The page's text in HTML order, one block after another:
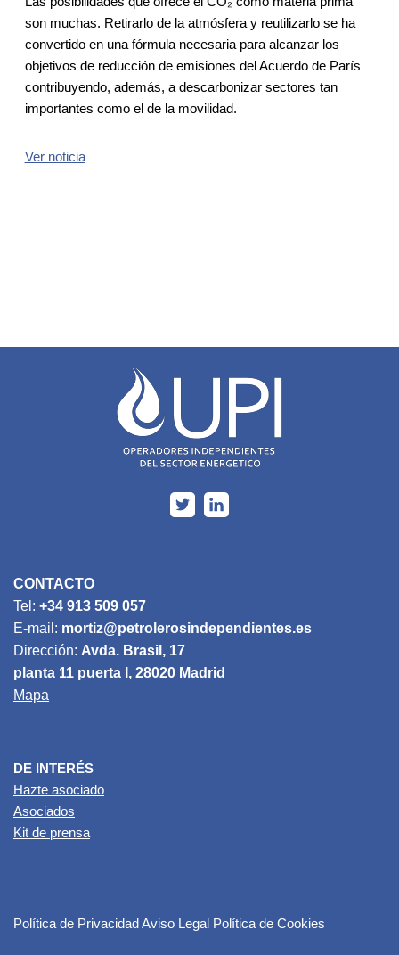
son muchas. Retirarlo de la atmósfera y reutilizarlo se ha
convertido en una fórmula necesaria para alcanzar los
objetivos de reducción de emisiones del Acuerdo de París
contribuyendo, además, a descarbonizar sectores tan
importantes como el de la movilidad.
Ver noticia
CONTACTO
Tel: +34 913 509 057
E-mail: mortiz@petrolerosindependientes.es
Dirección: Avda. Brasil, 17
planta 11 puerta I, 28020 Madrid
Mapa
DE INTERÉS
Hazte asociado
Asociados
Kit de prensa
Política de PrivacidadAviso Legal Política de Cookies